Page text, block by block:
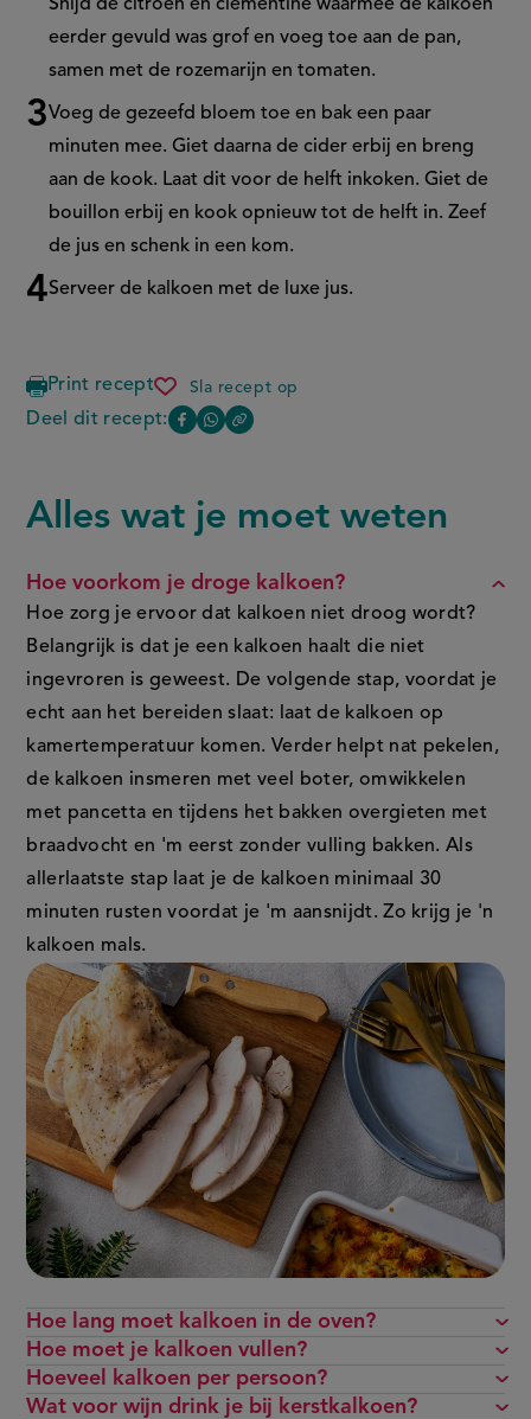
Snijd de citroen en clementine waarmee de kalkoen
eerder gevuld was grof en voeg toe aan de pan,
samen met de rozemarijn en tomaten.
Voeg de gezeefd bloem toe en bak een paar
minuten mee. Giet daarna de cider erbij en breng
aan de kook. Laat dit voor de helft inkoken. Giet de
bouillon erbij en kook opnieuw tot de helft in. Zeef
de jus en schenk in een kom.
Serveer de kalkoen met de luxe jus.
Print recept Sla recept op
gevulde
kerstkalkoen
Deel dit recept:
Deel
pagina
op
Facebook
(opent
venster,
externe
Deel
WhatsApp
(opent
nieuw
venster,
externe
Copy
this
FAQ
Alles wat je moet weten
Hoe voorkom je droge kalkoen?
Hoe zorg je ervoor dat kalkoen niet droog wordt?
Belangrijk is dat je een kalkoen haalt die niet
ingevroren is geweest. De volgende stap, voordat je
echt aan het bereiden slaat: laat de kalkoen op
kamertemperatuur komen. Verder helpt nat pekelen,
de kalkoen insmeren met veel boter, omwikkelen
met pancetta en tijdens het bakken overgieten met
braadvocht en 'm eerst zonder vulling bakken. Als
allerlaatste stap laat je de kalkoen minimaal 30
minuten rusten voordat je 'm aansnijdt. Zo krijg je 'n
kalkoen mals.
Hoe lang moet kalkoen in de oven?
Hoe moet je kalkoen vullen?
Hoeveel kalkoen per persoon?
Wat voor wijn drink je bij kerstkalkoen?